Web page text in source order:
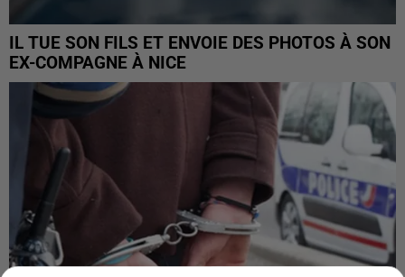
IL TUE SON FILS ET ENVOIE DES PHOTOS À SON
EX-COMPAGNE À NICE